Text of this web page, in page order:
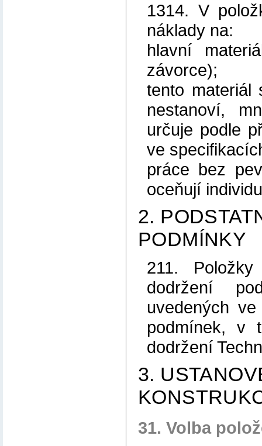
1314. V
náklady na:
hlavní
závorce);
tento materiál
nestanoví,
určuje podle
ve
práce bez
oceňují
2.
PODMÍNKY
211.
dodržení
uvedených
podmínek, v
dodržení
3.
31. Volba